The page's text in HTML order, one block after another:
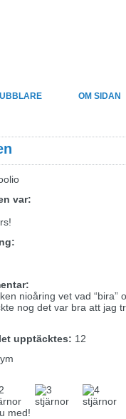
OM SIDAN
var:
nioåring vet vad “bira”
nog det var bra att jag
upptäcktes: 12
med!